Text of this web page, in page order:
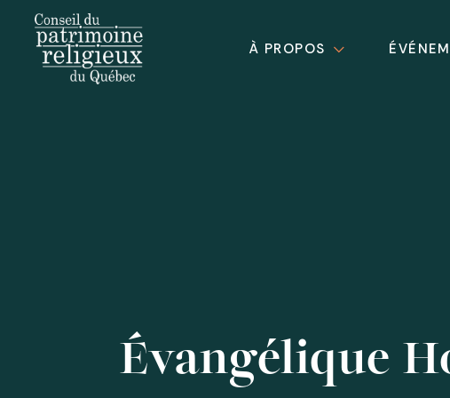
À PROPOS
Évangélique